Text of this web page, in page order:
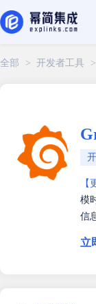
全部 > 开发者工具 >
【
模
信
立